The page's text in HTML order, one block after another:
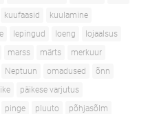
kuufaasid
kuulamine
lepingud loeng
lojaalsus
marss märts
merkuur
Neptuun omadused
õnn
päikese varjutus
pinge pluuto
põhjasõlm